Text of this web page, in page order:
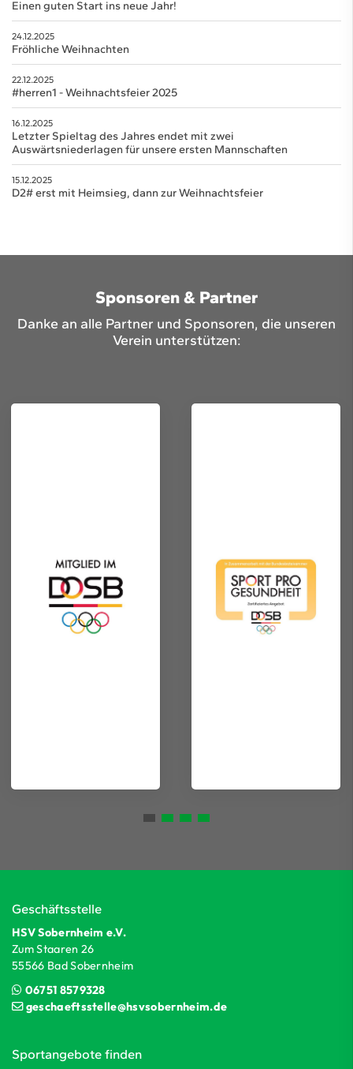
Einen guten Start ins neue Jahr!
24.12.2025
Fröhliche Weihnachten
22.12.2025
#herren1 - Weihnachtsfeier 2025
16.12.2025
Letzter Spieltag des Jahres endet mit zwei
Auswärtsniederlagen für unsere ersten Mannschaften
15.12.2025
D2# erst mit Heimsieg, dann zur Weihnachtsfeier
Sponsoren & Partner
Danke an alle Partner und Sponsoren, die unseren
Verein unterstützen:
Geschäftsstelle
HSV Sobernheim e.V.
Zum Staaren 26
55566 Bad Sobernheim
06751 8579328
geschaeftsstelle@hsvsobernheim.de
Sportangebote finden